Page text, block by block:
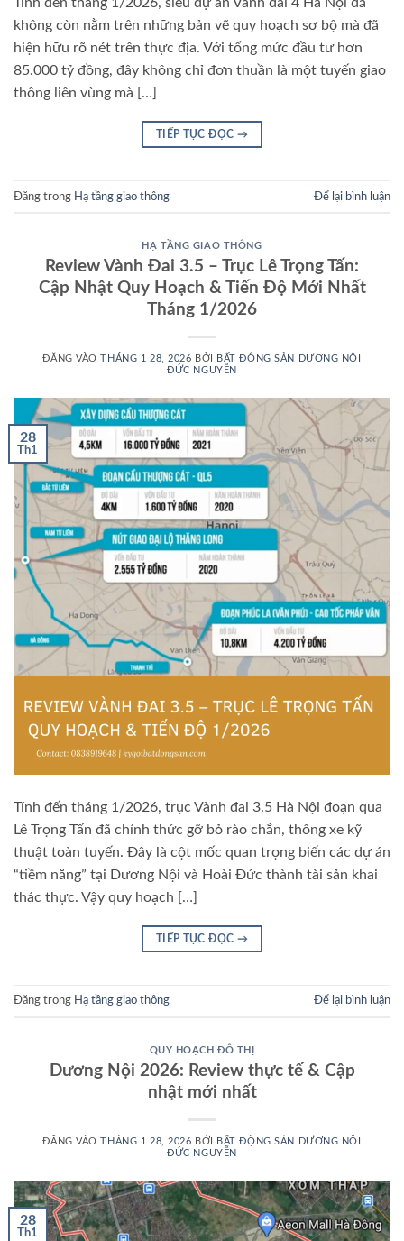
Tính đến tháng 1/2026, siêu dự án Vành đai 4 Hà Nội đã
không còn nằm trên những bản vẽ quy hoạch sơ bộ mà đã
hiện hữu rõ nét trên thực địa. Với tổng mức đầu tư hơn
85.000 tỷ đồng, đây không chỉ đơn thuần là một tuyến giao
thông liên vùng mà […]
TIẾP TỤC ĐỌC →
Đăng trong Hạ tầng giao thông Để lại bình luận
HẠ TẦNG GIAO THÔNG
Review Vành Đai 3.5 – Trục Lê Trọng Tấn:
Cập Nhật Quy Hoạch & Tiến Độ Mới Nhất
Tháng 1/2026
ĐĂNG VÀOTHÁNG 1 28, 2026 BỞI
BẤT ĐỘNG SẢN DƯƠNG NỘI
ĐỨC NGUYỄN
28
Th1
Tính đến tháng 1/2026, trục Vành đai 3.5 Hà Nội đoạn qua
Lê Trọng Tấn đã chính thức gỡ bỏ rào chắn, thông xe kỹ
thuật toàn tuyến. Đây là cột mốc quan trọng biến các dự án
“tiềm năng” tại Dương Nội và Hoài Đức thành tài sản khai
thác thực. Vậy quy hoạch […]
TIẾP TỤC ĐỌC →
Đăng trong Hạ tầng giao thông Để lại bình luận
QUY HOẠCH ĐÔ THỊ
Dương Nội 2026: Review thực tế & Cập
nhật mới nhất
ĐĂNG VÀOTHÁNG 1 28, 2026 BỞI
BẤT ĐỘNG SẢN DƯƠNG NỘI
ĐỨC NGUYỄN
28
Th1